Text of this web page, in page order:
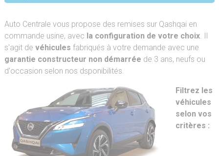
Auto Centrale vous propose des remises sur Qashqai en
commande usine, avec la configuration de votre choix. Il
s'agit de véhicules fabriqués à votre demande avec une
garantie constructeur non démarrée de 3 ans, neufs ou
d'occasion selon nos dsponibilités.
Filtrez les
véhicules
selon vos
critères :